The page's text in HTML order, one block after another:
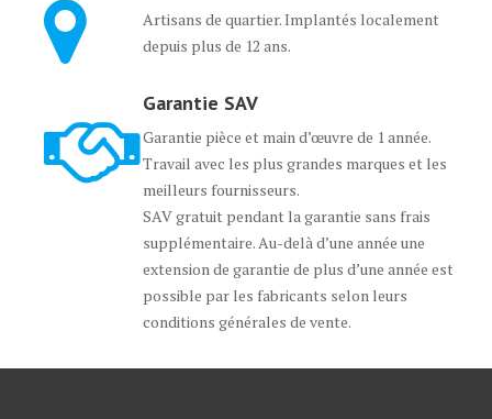
Artisans de quartier. Implantés localement
depuis plus de 12 ans.
Garantie SAV
Garantie pièce et main d’œuvre de 1 année.
Travail avec les plus grandes marques et les
meilleurs fournisseurs.
SAV gratuit pendant la garantie sans frais
supplémentaire. Au-delà d’une année une
extension de garantie de plus d’une année est
possible par les fabricants selon leurs
conditions générales de vente.